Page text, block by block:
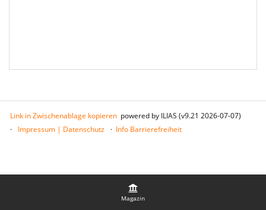
Magazin
Link in Zwischenablage kopieren powered by ILIAS (v9.21 2026-07-07)
Impressum | Datenschutz
Info Barrierefreiheit